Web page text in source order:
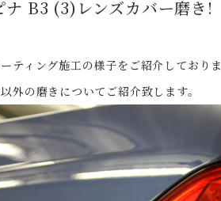
B3 (3)レンズカバー磨き!
ティング施工の様子をご紹介しており
外の磨きについてご紹介致します。